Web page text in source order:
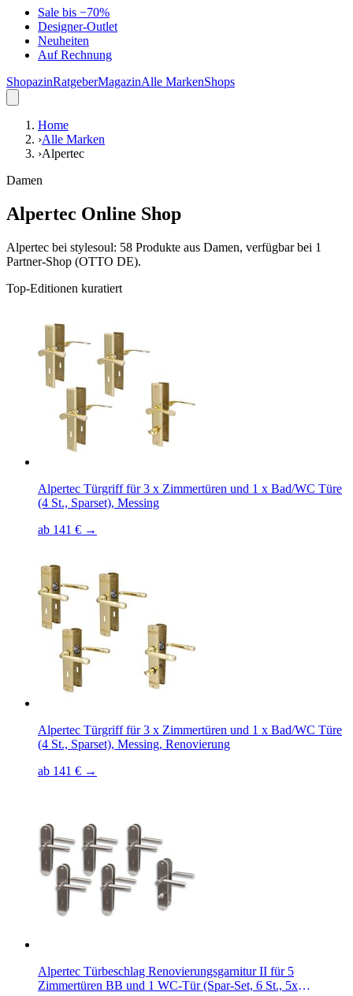
Sale bis −70%
Designer-Outlet
Neuheiten
Auf Rechnung
ShopazinRatgeberMagazinAlle MarkenShops
Home
›Alle Marken
›Alpertec
Damen
Alpertec Online Shop
Alpertec bei stylesoul: 58 Produkte aus Damen, verfügbar bei 1
Partner-Shop (OTTO DE).
Top-Editionen kuratiert
Alpertec Türgriff für 3 x Zimmertüren und 1 x Bad/WC Türe
(4 St., Sparset), Messing
ab 141 € →
Alpertec Türgriff für 3 x Zimmertüren und 1 x Bad/WC Türe
(4 St., Sparset), Messing, Renovierung
ab 141 € →
Alpertec Türbeschlag Renovierungsgarnitur II für 5
Zimmertüren BB und 1 WC-Tür (Spar-Set, 6 St., 5x